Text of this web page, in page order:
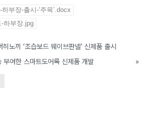
부장-출시-‘주목’.docx
하부장.jpg
노끼 ‘조습보드 웨이브판넬’ 신제품 출시
부여한 스마트도어록 신제품 개발
»